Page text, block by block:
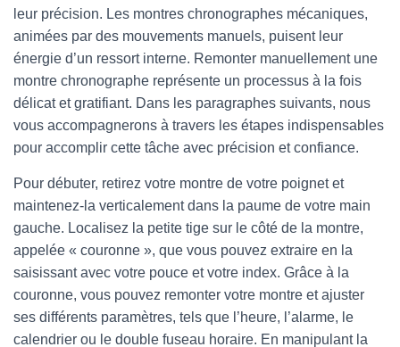
leur précision. Les montres chronographes mécaniques,
animées par des mouvements manuels, puisent leur
énergie d’un ressort interne. Remonter manuellement une
montre chronographe représente un processus à la fois
délicat et gratifiant. Dans les paragraphes suivants, nous
vous accompagnerons à travers les étapes indispensables
pour accomplir cette tâche avec précision et confiance.
Pour débuter, retirez votre montre de votre poignet et
maintenez-la verticalement dans la paume de votre main
gauche. Localisez la petite tige sur le côté de la montre,
appelée « couronne », que vous pouvez extraire en la
saisissant avec votre pouce et votre index. Grâce à la
couronne, vous pouvez remonter votre montre et ajuster
ses différents paramètres, tels que l’heure, l’alarme, le
calendrier ou le double fuseau horaire. En manipulant la